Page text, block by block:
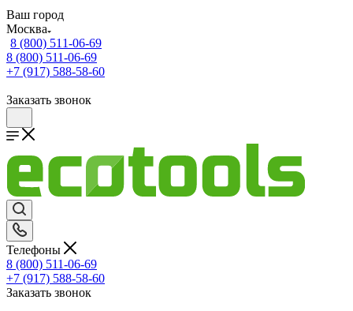
Ваш город
Москва
8 (800) 511-06-69
8 (800) 511-06-69
+7 (917) 588-58-60
Заказать звонок
Телефоны
8 (800) 511-06-69
+7 (917) 588-58-60
Заказать звонок